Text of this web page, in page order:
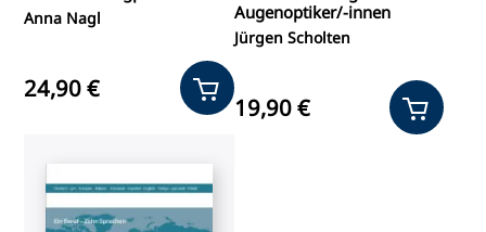
Anna Nagl
24,90 €
Augenoptiker/-innen
Jürgen Scholten
19,90 €